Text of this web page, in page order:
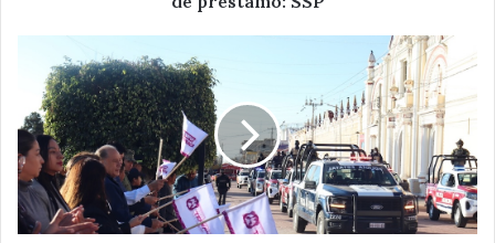
banderazo
Velázquez
Romero
operativo
"Regreso
a
clases